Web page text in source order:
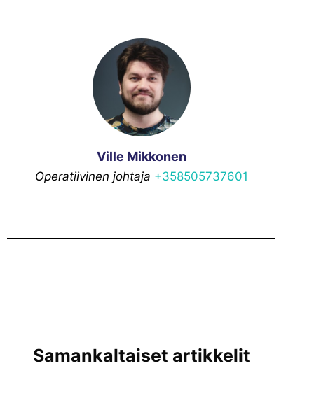
Ville Mikkonen
Operatiivinen johtaja +358505737601
Samankaltaiset artikkelit